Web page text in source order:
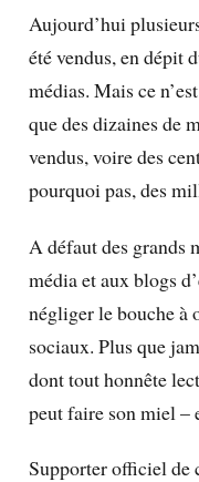
Aujourd’hui
été vendus, en dépit
médias. Mais ce
que des dizaines de
vendus, voire des
pourquoi pas, des
A défaut des grands
média et aux blogs
négliger le bouche à
sociaux. Plus que
dont tout honnête
peut faire son miel –
Supporter officiel de